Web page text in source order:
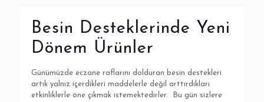
Besin Desteklerinde Yeni
Dönem Ürünler
Günümüzde eczane raflarını dolduran besin destekleri
artık yalnız içerdikleri maddelerle değil arttırdıkları
etkinliklerle öne çıkmak istemektedirler. Bu gün sizlere